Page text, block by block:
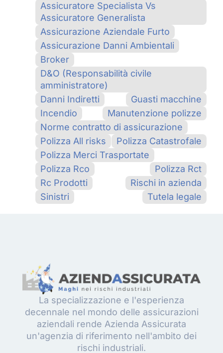
Assicuratore Specialista Vs
Assicuratore Generalista
Assicurazione Aziendale Furto
Assicurazione Danni Ambientali
Broker
D&O (Responsabilità civile
amministratore)
Danni Indiretti
Guasti macchine
Incendio
Manutenzione polizze
Norme contratto di assicurazione
Polizza All risks
Polizza Catastrofale
Polizza Merci Trasportate
Polizza Rco
Polizza Rct
Rc Prodotti
Rischi in azienda
Sinistri
Tutela legale
La specializzazione e l'esperienza
decennale nel mondo delle assicurazioni
aziendali rende Azienda Assicurata
un'agenzia di riferimento nell'ambito dei
rischi industriali.